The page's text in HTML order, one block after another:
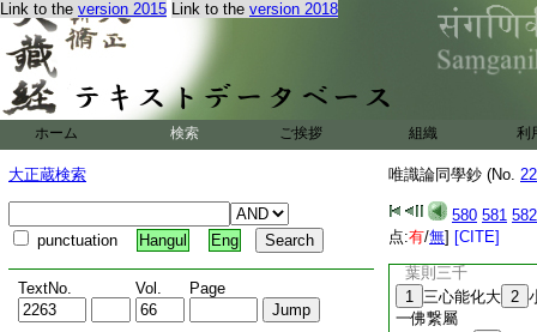
Link to the version 2015 Link to the version 2018
ホーム 検索 ご挨拶 組織 利
大正蔵検索
punctuation Hangul Eng
TextNo. Vol. Page
唯識論同學鈔 (No.
580 581 582
点:有/無] [CITE]
攝論自性身
四智倶現
三身成 28 道
以除二
唯屬利他
32 依法性土
諸根相好
葉則三千
1 三心能化大 2
一佛繋屬